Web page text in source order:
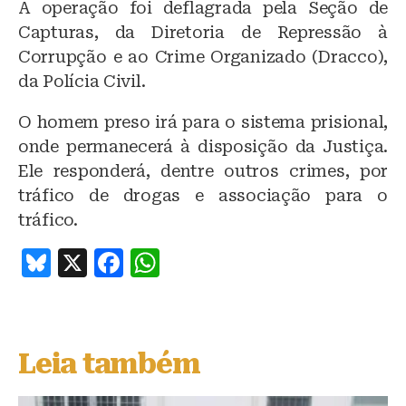
A operação foi deflagrada pela Seção de
Capturas, da Diretoria de Repressão à
Corrupção e ao Crime Organizado (Dracco),
da Polícia Civil.
O homem preso irá para o sistema prisional,
onde permanecerá à disposição da Justiça.
Ele responderá, dentre outros crimes, por
tráfico de drogas e associação para o
tráfico.
B
s
k
X
F
e
b
s
A
Leia também